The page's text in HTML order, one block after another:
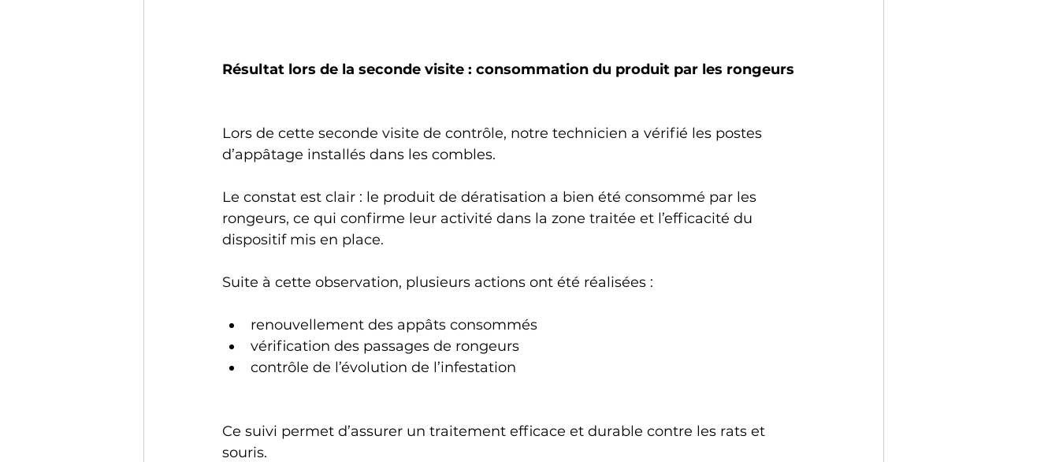
Résultat lors de la seconde visite : consommation du produit par les rongeurs
Lors de cette seconde visite de contrôle, notre technicien a vérifié les postes
d’appâtage installés dans les combles.
Le constat est clair : le produit de dératisation a bien été consommé par les
rongeurs, ce qui confirme leur activité dans la zone traitée et l’efficacité du
dispositif mis en place.
Suite à cette observation, plusieurs actions ont été réalisées :
renouvellement des appâts consommés
vérification des passages de rongeurs
contrôle de l’évolution de l’infestation
Ce suivi permet d’assurer un traitement efficace et durable contre les rats et
souris.